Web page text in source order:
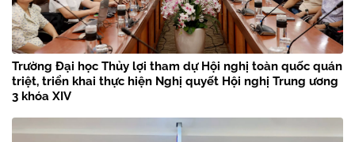
Trường Đại học Thủy lợi tham dự Hội nghị toàn quốc quán
triệt, triển khai thực hiện Nghị quyết Hội nghị Trung ương
3 khóa XIV